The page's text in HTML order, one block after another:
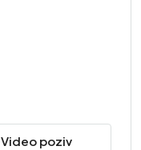
Video poziv